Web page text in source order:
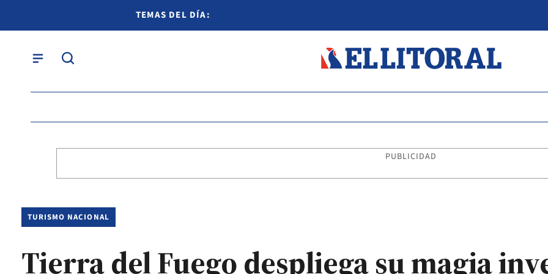
TEMAS DEL DÍA:
PUBLICIDAD
TURISMO NACIONAL
Tierra del Fuego despliega su magia